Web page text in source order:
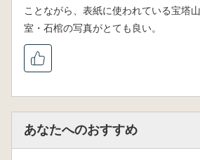
ことながら、表紙に使われている宝塔
室・石棺の写真がとても良い。
あなたへのおすすめ